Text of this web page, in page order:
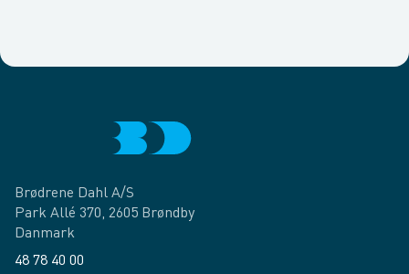
Brødrene Dahl A/S
Park Allé 370, 2605 Brøndby
Danmark
48 78 40 00